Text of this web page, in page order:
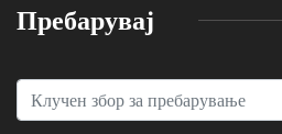
Пребарувај